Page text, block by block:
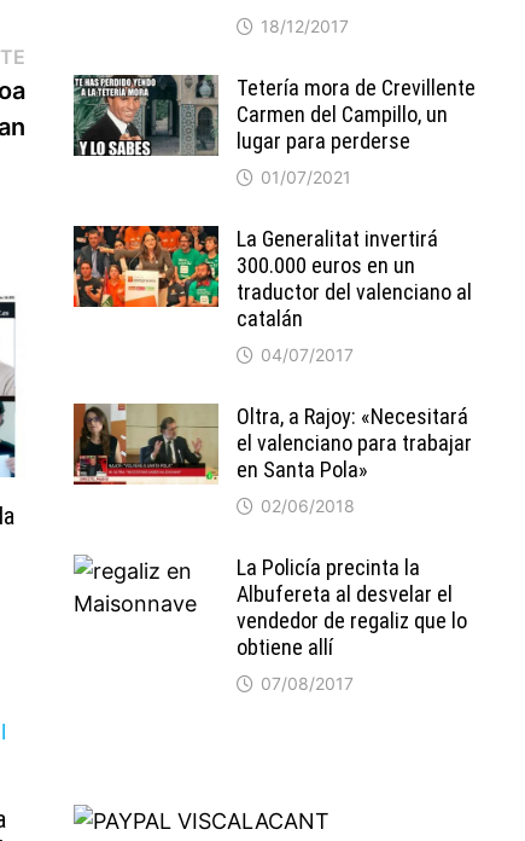
Entrada
siguiente:
18/12/2017
Tetería mora de Crevillente
Carmen del Campillo, un
lugar para perderse
01/07/2021
La Generalitat invertirá
300.000 euros en un
traductor del valenciano al
catalán
04/07/2017
Oltra, a Rajoy: «Necesitará
el valenciano para trabajar
en Santa Pola»
02/06/2018
La Policía precinta la
Albufereta al desvelar el
vendedor de regaliz que lo
obtiene allí
07/08/2017